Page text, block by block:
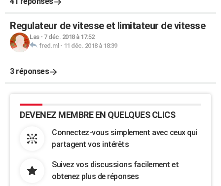
Regulateur de vitesse et limitateur de vitesse
Las- 7 déc. 2018 à 17:52
fred.ml - 11 déc. 2018 à 18:39
3 réponses
DEVENEZ MEMBRE EN QUELQUES CLICS
Connectez-vous simplement avec ceux qui
partagent vos intérêts
Suivez vos discussions facilement et
obtenez plus de réponses